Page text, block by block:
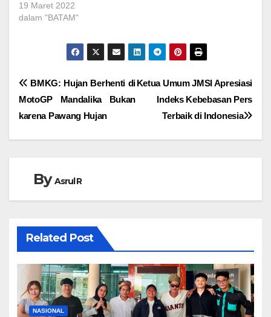
19 Maret 2022
dalam "BATAM"
Navigasi
pos
Ketua Umum JMSI Apresiasi
Indeks Kebebasan Pers
Terbaik di Indonesia
BMKG: Hujan Berhenti di
MotoGP Mandalika Bukan
karena Pawang Hujan
ByAsrul R
Related Post
NASIONAL